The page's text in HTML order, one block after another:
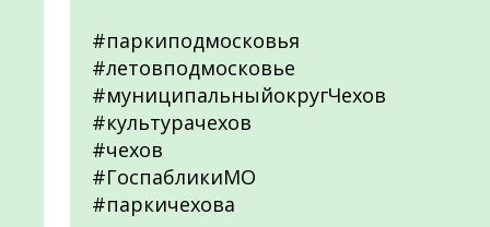
#паркиподмосковья
#летовподмосковье
#муниципальныйокругЧехов
#культурачехов
#чехов
#ГоспабликиМО
#паркичехова